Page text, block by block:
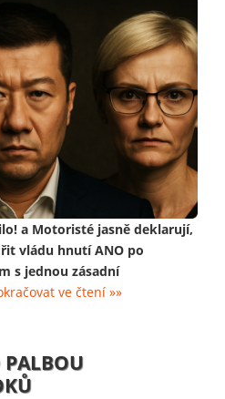
a Motoristé jasně deklarují,
vládu hnutí ANO po
s jednou zásadní
ve čtení »»